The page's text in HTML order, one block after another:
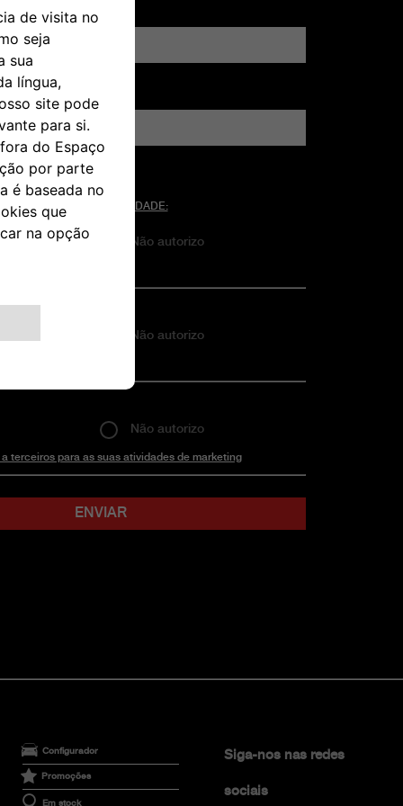
xxxx-xxx)
SOBRE PRIVACIDADE:
Não autorizo
Não autorizo
Não autorizo
terceiros para as suas atividades de marketing
Configurador
Promoções
Em stock
Siga-nos nas redes
sociais